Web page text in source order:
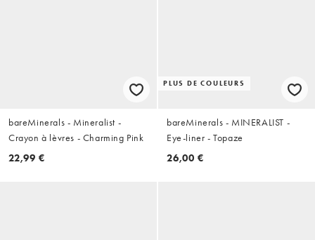
bareMinerals - Mineralist -
Crayon à lèvres - Charming Pink
22,99 €
PLUS DE COULEURS
bareMinerals - MINERALIST -
Eye-liner - Topaze
26,00 €